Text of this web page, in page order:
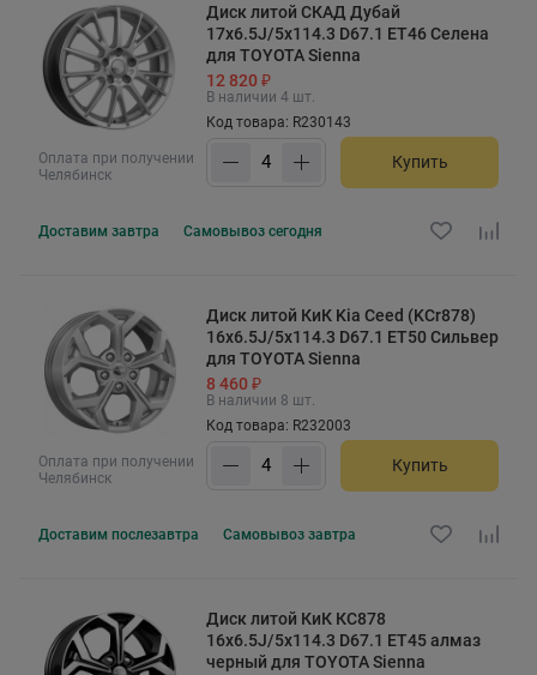
Оплата при получении
Челябинск
Диск литой СКАД Дубай
17x6.5J/5x114.3 D67.1 ET46 Селена
для TOYOTA Sienna
12 820 ₽
В наличии 4 шт.
Код товара: R230143
Купить
Доставим завтра Самовывоз сегодня
Оплата при получении
Челябинск
Диск литой КиК Kia Ceed (KCr878)
16x6.5J/5x114.3 D67.1 ET50 Сильвер
для TOYOTA Sienna
8 460 ₽
В наличии 8 шт.
Код товара: R232003
Купить
Доставим послезавтра Самовывоз завтра
Диск литой КиК КС878
16x6.5J/5x114.3 D67.1 ET45 алмаз
черный для TOYOTA Sienna